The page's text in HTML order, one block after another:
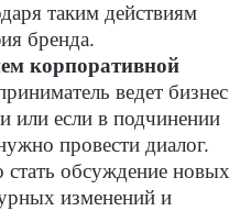
таким действиям
бренда.
корпоративной
ведет бизнес
или если в подчинении
провести диалог.
обсуждение новых
изменений и